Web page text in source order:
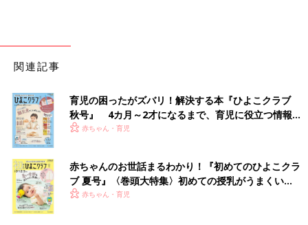
カナダを旅していたころ。バンクーバーの市場で。タカラくんの右手にもお花が。
関連記事
育児の困ったがズバリ！解決する本『ひよこクラブ
秋号』 4カ月～2才になるまで、育児に役立つ情報が
いっぱい！
赤ちゃん・育児
赤ちゃんのお世話まるわかり！『初めてのひよこクラ
ブ 夏号』〈巻頭大特集〉初めての授乳がうまくい
く！ おっぱい・ミルクの基本と夏のトラブル 解決テ
赤ちゃん・育児